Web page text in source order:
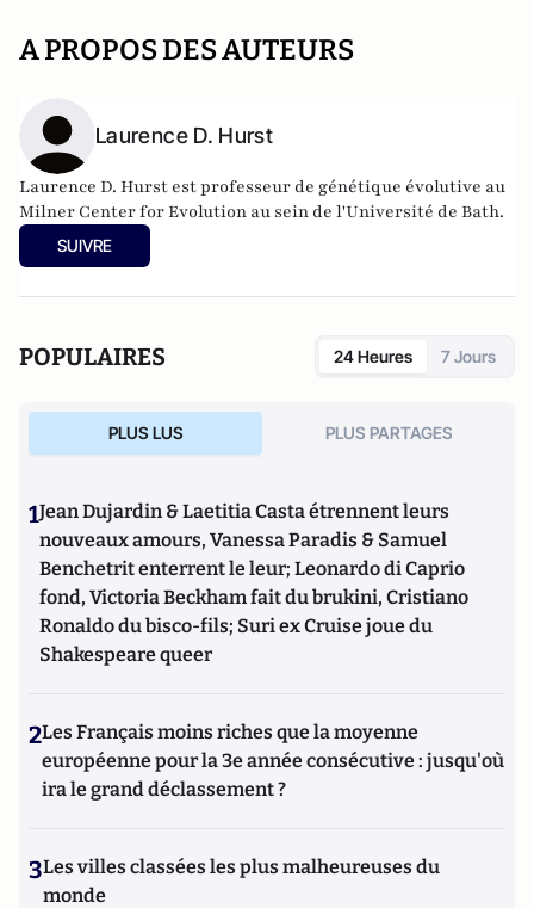
A PROPOS DES AUTEURS
Laurence D. Hurst
Laurence D. Hurst est professeur de génétique évolutive au
Milner Center for Evolution au sein de l'Université de Bath.
SUIVRE
POPULAIRES 24 Heures 7 Jours
PLUS LUS PLUS PARTAGES
1Jean Dujardin & Laetitia Casta étrennent leurs
nouveaux amours, Vanessa Paradis & Samuel
Benchetrit enterrent le leur; Leonardo di Caprio
fond, Victoria Beckham fait du brukini, Cristiano
Ronaldo du bisco-fils; Suri ex Cruise joue du
Shakespeare queer
2Les Français moins riches que la moyenne
européenne pour la 3e année consécutive : jusqu'où
ira le grand déclassement ?
3Les villes classées les plus malheureuses du
monde